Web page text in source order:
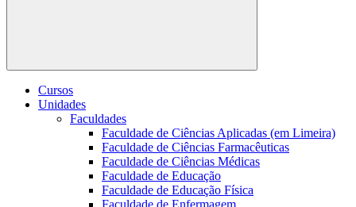
Buscar
Cursos
Unidades
Faculdades
Faculdade de Ciências Aplicadas (em Limeira)
Faculdade de Ciências Farmacêuticas
Faculdade de Ciências Médicas
Faculdade de Educação
Faculdade de Educação Física
Faculdade de Enfermagem